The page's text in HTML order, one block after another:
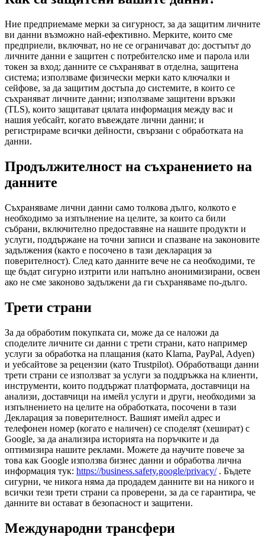
Ние предприемаме мерки за сигурност, за да защитим личните
ви данни възможно най-ефективно. Мерките, които сме
предприели, включват, но не се ограничават до: достъпът до
личните данни е защитен с потребителско име и парола или
токен за вход; данните се съхраняват в отделна, защитена
система; използваме физически мерки като ключалки и
сейфове, за да защитим достъпа до системите, в които се
съхраняват личните данни; използваме защитени връзки
(TLS), които защитават цялата информация между вас и
нашия уебсайт, когато въвеждате лични данни; и
регистрираме всички дейности, свързани с обработката на
данни.
Продължителност на съхранението на
данните
Съхраняваме лични данни само толкова дълго, колкото е
необходимо за изпълнение на целите, за които са били
събрани, включително предоставяне на нашите продукти и
услуги, поддържане на точни записи и спазване на законовите
задължения (както е посочено в тази декларация за
поверителност). След като данните вече не са необходими, те
ще бъдат сигурно изтрити или напълно анонимизирани, освен
ако не сме законово задължени да ги съхраняваме по-дълго.
Трети страни
За да обработим покупката си, може да се наложи да
споделите личните си данни с трети страни, като например
услуги за обработка на плащания (като Klarna, PayPal, Adyen)
и уебсайтове за рецензии (като Trustpilot). Обработващи данни
трети страни се използват за услуги за поддръжка на клиенти,
инструменти, които поддържат платформата, доставчици на
анализи, доставчици на имейл услуги и други, необходими за
изпълнението на целите на обработката, посочени в тази
Декларация за поверителност. Вашият имейл адрес и
телефонен номер (когато е наличен) се споделят (хешират) с
Google, за да анализира историята на поръчките и да
оптимизира нашите реклами. Можете да научите повече за
това как Google използва бизнес данни и обработва лична
информация тук: https://business.safety.google/privacy/. Бъдете
сигурни, че никога няма да продадем данните ви на никого и
всички тези трети страни са проверени, за да се гарантира, че
данните ви остават в безопасност и защитени.
Международни трансфери